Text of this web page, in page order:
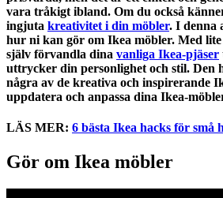
vara tråkigt ibland. Om du också
ingjuta kreativitet i din möbler. I denna
hur ni kan gör om Ikea möbler. Med
själv förvandla dina vanliga Ikea-pjäser
uttrycker din personlighet och stil.
några av de kreativa och inspirerande
uppdatera och anpassa dina Ikea-
LÄS MER: 6 bästa Ikea hacks för små
Gör om Ikea möbler